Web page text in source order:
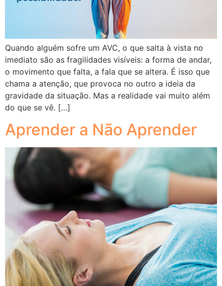
Quando alguém sofre um AVC, o que salta à vista no
imediato são as fragilidades visíveis: a forma de andar,
o movimento que falta, a fala que se altera. É isso que
chama a atenção, que provoca no outro a ideia da
gravidade da situação. Mas a realidade vai muito além
do que se vê. […]
Aprender a Não Aprender